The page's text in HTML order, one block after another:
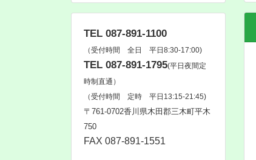
TEL 087-891-1100
（受付時間 全日 平日8:30-17:00)
TEL 087-891-1795(平日夜間定
時制直通）
（受付時間 定時 平日13:15-21:45)
〒761‐0702香川県木田郡三木町平木
750
FAX 087-891-1551